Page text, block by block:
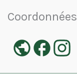
Coordonnées